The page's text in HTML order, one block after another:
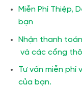
Miễn Phí Thiệp,
bạn
Nhận thanh
và các cổng
Tư vấn miễn phí
của bạn.